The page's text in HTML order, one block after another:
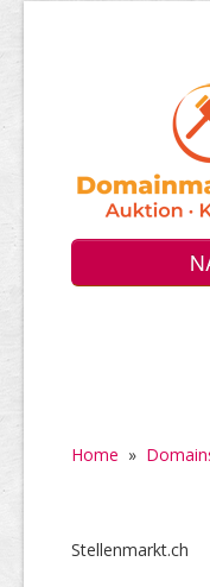
Home »
Stellenmarkt.ch